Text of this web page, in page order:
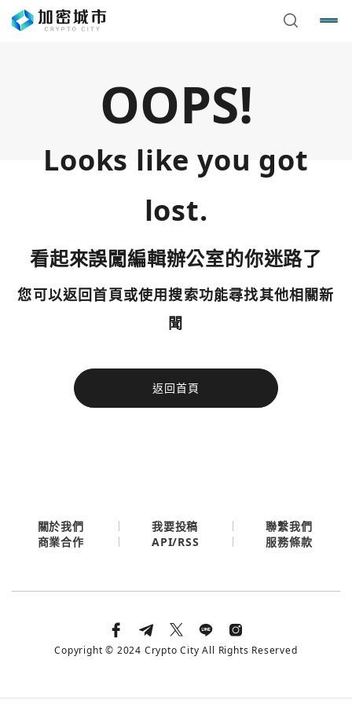
OOPS!
Looks like you got
lost.
看起來誤闖編輯辦公室的你迷路了
您可以返回首頁或使用搜索功能尋找其他相關新
聞
返回首頁
今日熱門
使用以下帳號繼續
您已閒置5分鐘，請點擊關閉按鈕或空白處，即可回到加密
今日熱門
關於我們 我要投稿
聯繫我們
商業合作
API/RSS 服務條款
Copyright © 2024 Crypto City All Rights Reserved